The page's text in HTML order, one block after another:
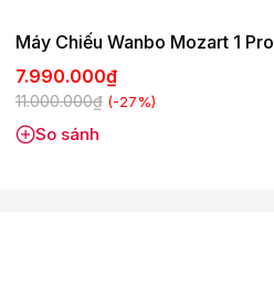
Máy Chiếu Wanbo Mozart 1 Pro
7.990.000₫
11.000.000₫ (-27%)
So sánh